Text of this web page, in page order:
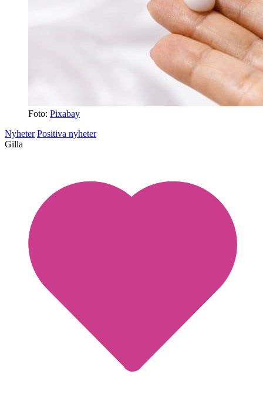
Foto: Pixabay
Nyheter Positiva nyheter
Gilla